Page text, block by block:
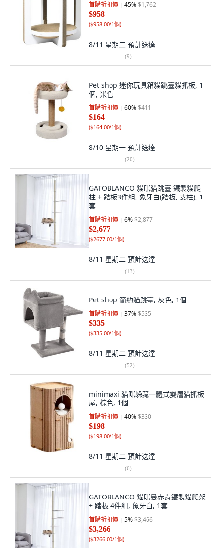
首購折扣價 45%$1,762
$958
($958.00/1個)
8/11 星期二 預計送達
(9)
Pet shop 迷你玩具箱貓跳臺貓抓板, 1
個, 米色
首購折扣價 60%$411
$164
($164.00/1個)
8/10 星期一 預計送達
(20)
GATOBLANCO 貓咪貓跳臺 鐵製貓爬
柱 + 踏板3件組, 象牙白(踏板, 支柱), 1
套
首購折扣價 6%$2,877
$2,677
($2677.00/1個)
8/11 星期二 預計送達
(13)
Pet shop 簡約貓跳臺, 灰色, 1個
首購折扣價 37%$535
$335
($335.00/1個)
8/11 星期二 預計送達
(52)
minimaxi 貓咪躲藏一體式雙層貓抓板
屋, 棕色, 1個
首購折扣價 40%$330
$198
($198.00/1個)
8/11 星期二 預計送達
(6)
GATOBLANCO 貓咪曼赤肯鐵製貓爬架
+ 踏板 4件組, 象牙白, 1套
首購折扣價 5%$3,466
$3,266
($3266.00/1個)